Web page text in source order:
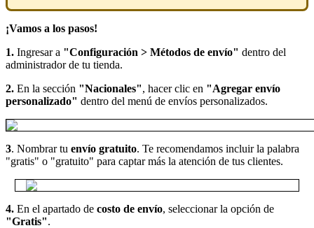
¡Vamos a los pasos!
1. Ingresar a "Configuración > Métodos de envío" dentro del
administrador de tu tienda.
2. En la sección "Nacionales", hacer clic en "Agregar envío
personalizado" dentro del menú de envíos personalizados.
3. Nombrar tu envío gratuito. Te recomendamos incluir la palabra
"gratis" o "gratuito" para captar más la atención de tus clientes.
4. En el apartado de costo de envío, seleccionar la opción de
"Gratis".